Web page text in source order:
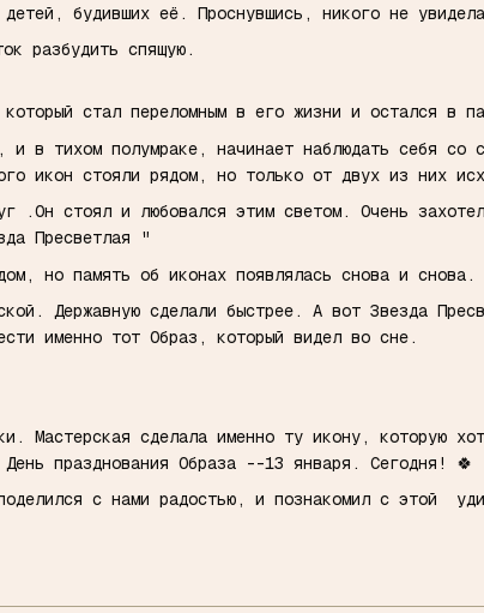
будивших её. Проснувшись, никого не
разбудить спящую.
стал переломным в его жизни и остался в
в тихом полумраке, начинает наблюдать себя со
икон стояли рядом, но только от двух из них
.Он стоял и любовался этим светом. Очень
Пресветлая "
но память об иконах появлялась снова и снова.
Державную сделали быстрее. А вот Звезда
именно тот Образ, который видел во сне.
Мастерская сделала именно ту икону, которую
празднования Образа --13 января. Сегодня! 🍀
с нами радостью, и познакомил с этой